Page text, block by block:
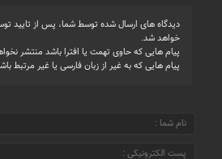
دیدگاه های ارسال شده توسط شما، پس از تایید
خواهد شد.
پیام هایی که حاوی تهمت یا افترا باشد منتشر
پیام هایی که به غیر از زبان فارسی یا غیر مرتبط